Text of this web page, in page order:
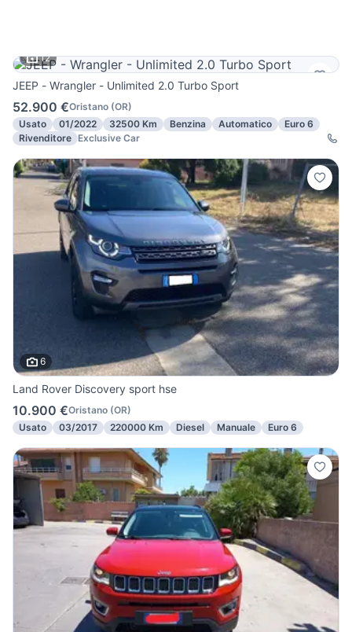
12
JEEP - Wrangler - Unlimited 2.0 Turbo Sport
52.900 €Oristano (OR)
Usato
01/2022 32500 Km Benzina Automatico
Euro 6
Rivenditore Exclusive Car
6
Land Rover Discovery sport hse
10.900 €Oristano (OR)
Usato
03/2017 220000 Km Diesel Manuale Euro 6